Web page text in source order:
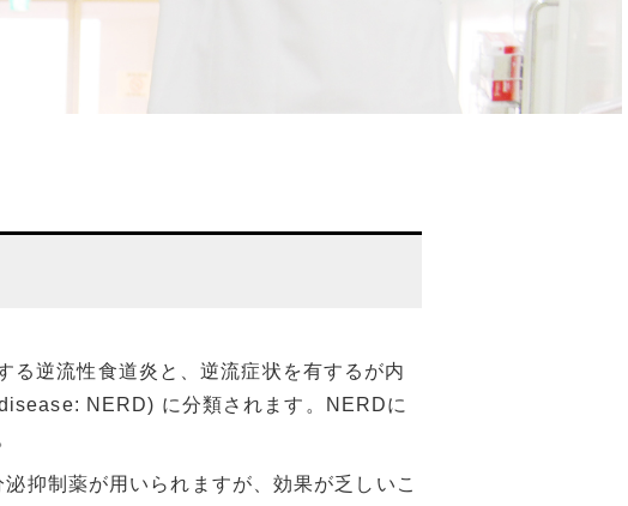
来
・教室員の方へ
逆流性食道炎と、逆流症状を有するが内
NERD) に分類されます。NERDに
制薬が用いられますが、効果が乏しいこ